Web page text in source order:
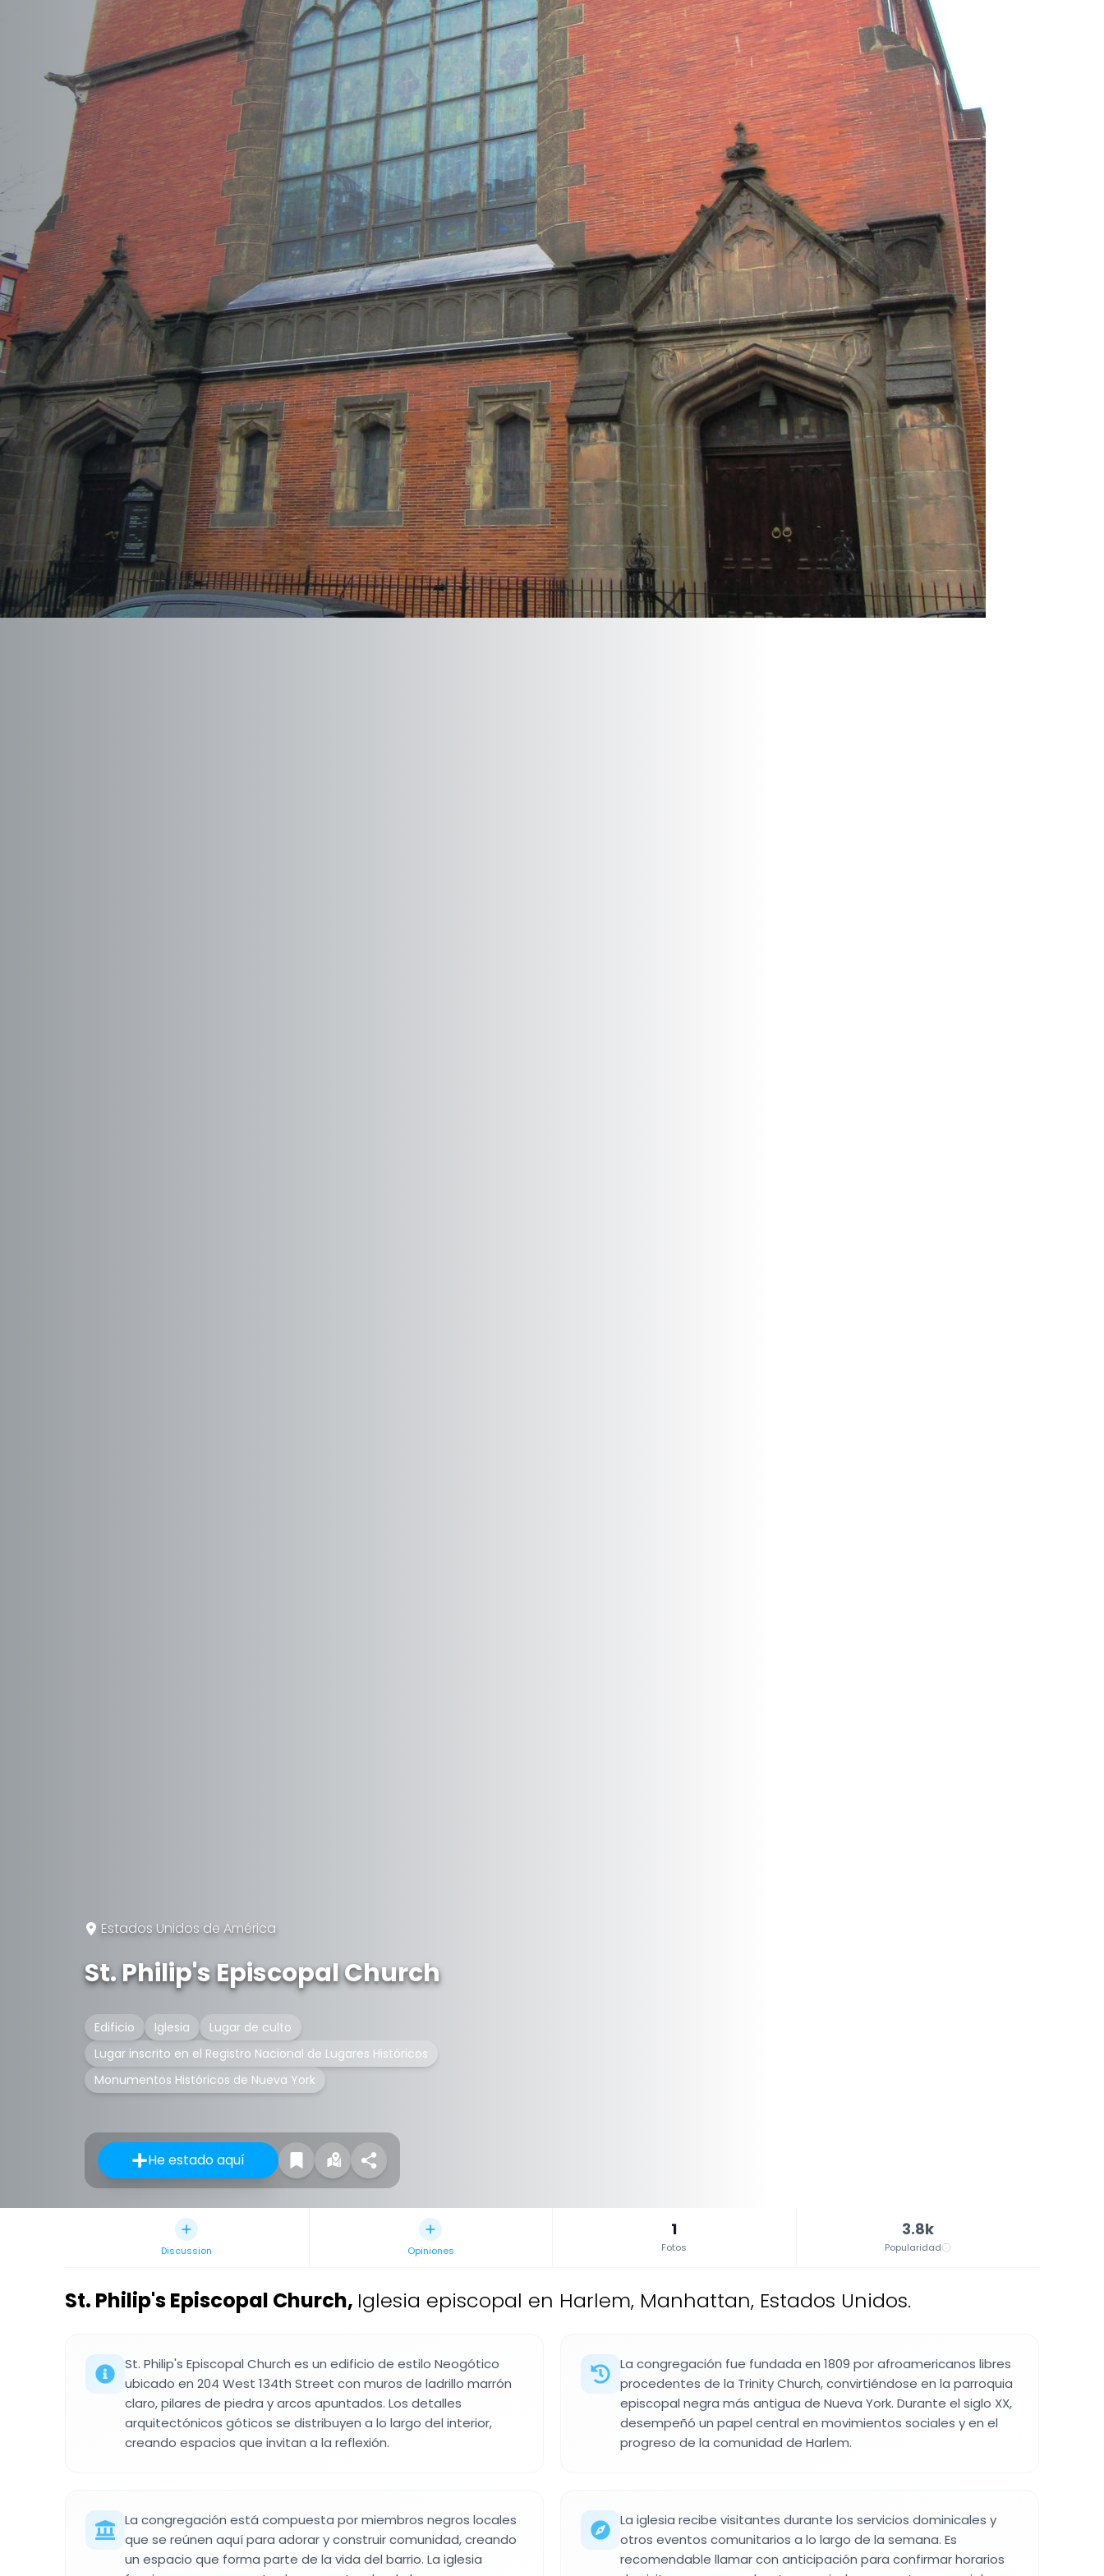
Estados Unidos de América
St. Philip's Episcopal Church
Edificio Iglesia
Lugar de culto
Lugar inscrito en el Registro Nacional de Lugares Históricos
Monumentos Históricos de Nueva York
He estado aquí
Discussion Opiniones
1
Fotos
3.8k
Popularidad
St. Philip's Episcopal Church, Iglesia episcopal en Harlem, Manhattan, Estados Unidos.
St. Philip's Episcopal Church es un edificio de estilo Neogótico
ubicado en 204 West 134th Street con muros de ladrillo marrón
claro, pilares de piedra y arcos apuntados. Los detalles
arquitectónicos góticos se distribuyen a lo largo del interior,
creando espacios que invitan a la reflexión.
La congregación fue fundada en 1809 por afroamericanos libres
procedentes de la Trinity Church, convirtiéndose en la parroquia
episcopal negra más antigua de Nueva York. Durante el siglo XX,
desempeñó un papel central en movimientos sociales y en el
progreso de la comunidad de Harlem.
La congregación está compuesta por miembros negros locales
que se reúnen aquí para adorar y construir comunidad, creando
un espacio que forma parte de la vida del barrio. La iglesia
La iglesia recibe visitantes durante los servicios dominicales y
otros eventos comunitarios a lo largo de la semana. Es
recomendable llamar con anticipación para confirmar horarios